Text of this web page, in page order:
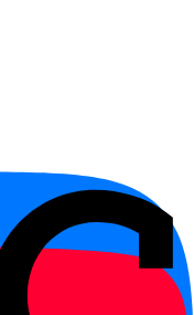
повторяющихся
и стилем.